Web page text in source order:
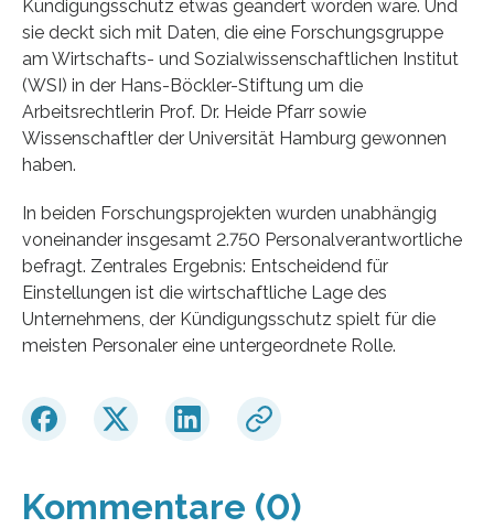
Kündigungsschutz etwas geändert worden wäre. Und
sie deckt sich mit Daten, die eine Forschungsgruppe
am Wirtschafts- und Sozialwissenschaftlichen Institut
(WSI) in der Hans-Böckler-Stiftung um die
Arbeitsrechtlerin Prof. Dr. Heide Pfarr sowie
Wissenschaftler der Universität Hamburg gewonnen
haben.
In beiden Forschungsprojekten wurden unabhängig
voneinander insgesamt 2.750 Personalverantwortliche
befragt. Zentrales Ergebnis: Entscheidend für
Einstellungen ist die wirtschaftliche Lage des
Unternehmens, der Kündigungsschutz spielt für die
meisten Personaler eine untergeordnete Rolle.
Kommentare (0)